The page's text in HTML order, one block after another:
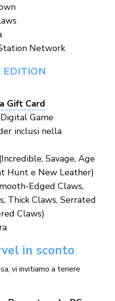
Network
EDITION
Gift Card
Game
inclusi nella
Savage, Age
Hunt e New Leather)
Edged Claws,
Thick Claws, Serrated
Claws)
in sconto
vi invitiamo a tenere